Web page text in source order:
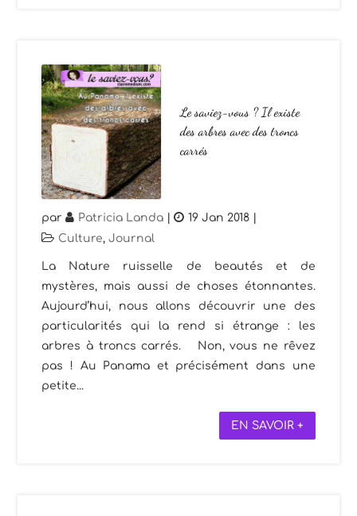
Le saviez-vous ? Il existe
des arbres avec des troncs
carrés
par Patricia Landa | 19 Jan 2018
Culture,Journal
La Nature ruisselle de beautés et de
mystères, mais aussi de choses étonnantes.
Aujourd’hui, nous allons découvrir une des
particularités qui la rend si étrange : les
arbres à troncs carrés. Non, vous ne rêvez
pas ! Au Panama et précisément dans une
petite...
EN SAVOIR +